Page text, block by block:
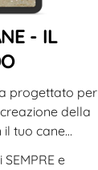
- IL
progettato per
della
il tuo cane…
e